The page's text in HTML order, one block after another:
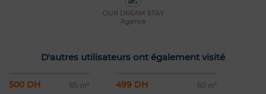
OUR DREAM STAY
Agence
D'autres utilisateurs ont également visité
500 DH 65 m² 499 DH 60 m²